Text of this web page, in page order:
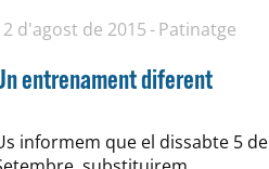
d'agost de 2015 Patinatge
entrenament diferent
informem que el dissabte 5 de